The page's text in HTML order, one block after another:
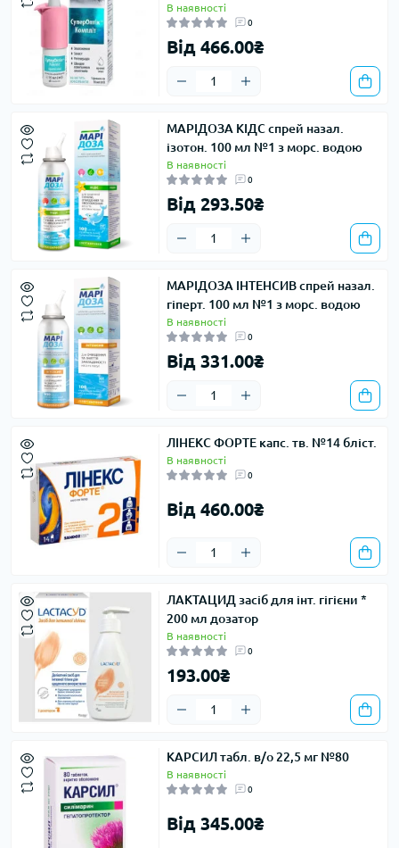
В наявності
0
Від 466.00₴
МАРІДОЗА КІДС спрей назал.
ізотон. 100 мл №1 з морс. водою
В наявності
0
Від 293.50₴
МАРІДОЗА ІНТЕНСИВ спрей назал.
гіперт. 100 мл №1 з морс. водою
В наявності
0
Від 331.00₴
ЛІНЕКС ФОРТЕ капс. тв. №14 бліст.
В наявності
0
Від 460.00₴
ЛАКТАЦИД засіб для інт. гігієни *
200 мл дозатор
В наявності
0
193.00₴
КАРСИЛ табл. в/о 22,5 мг №80
В наявності
0
Від 345.00₴